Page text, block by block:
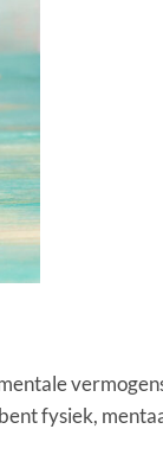
fysiek,